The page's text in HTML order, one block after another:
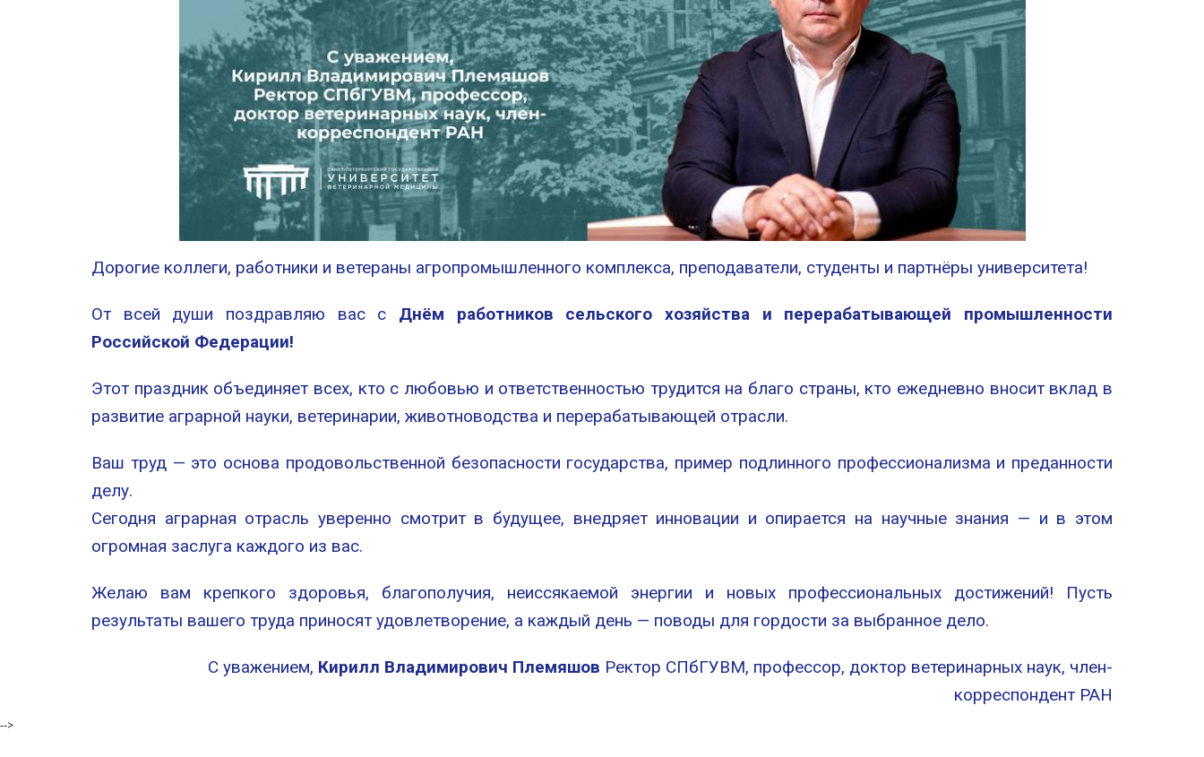
Дорогие коллеги, работники и ветераны агропромышленного комплекса, преподаватели, студенты и партнёры университета!
От всей души поздравляю вас с Днём работников сельского хозяйства и перерабатывающей промышленности
Российской Федерации!
Этот праздник объединяет всех, кто с любовью и ответственностью трудится на благо страны, кто ежедневно вносит вклад в
развитие аграрной науки, ветеринарии, животноводства и перерабатывающей отрасли.
Ваш труд — это основа продовольственной безопасности государства, пример подлинного профессионализма и преданности
делу.
Сегодня аграрная отрасль уверенно смотрит в будущее, внедряет инновации и опирается на научные знания — и в этом
огромная заслуга каждого из вас.
Желаю вам крепкого здоровья, благополучия, неиссякаемой энергии и новых профессиональных достижений! Пусть
результаты вашего труда приносят удовлетворение, а каждый день — поводы для гордости за выбранное дело.
С уважением, Кирилл Владимирович Племяшов Ректор СПбГУВМ, профессор, доктор ветеринарных наук, член-
корреспондент РАН
-->